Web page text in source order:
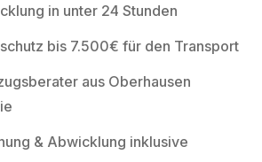
in unter 24 Stunden
bis 7.500€ für den Transport
aus Oberhausen
& Abwicklung inklusive